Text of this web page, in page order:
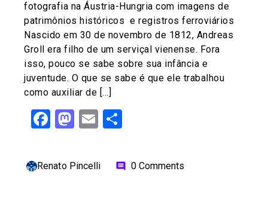
fotografia na Áustria-Hungria com imagens de
patrimônios históricos e registros ferroviários
Nascido em 30 de novembro de 1812, Andreas
Groll era filho de um serviçal vienense. Fora
isso, pouco se sabe sobre sua infância e
juventude. O que se sabe é que ele trabalhou
como auxiliar de […]
Facebook
Mastodon
Email
Renato Pincelli comment 0 Comments